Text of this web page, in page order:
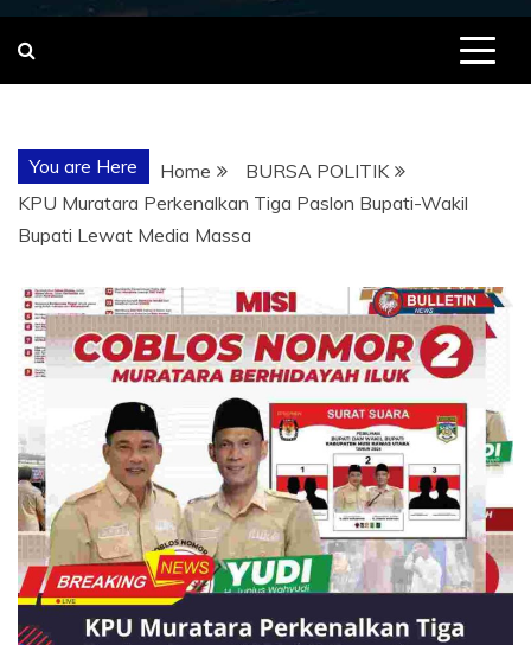
DENGAN
BERITA
You are Here Home
BURSA POLITIK
KPU Muratara Perkenalkan Tiga Paslon Bupati-Wakil
Bupati Lewat Media Massa